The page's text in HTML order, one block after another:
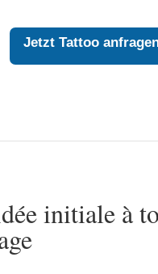
Jetzt Tattoo
initiale à